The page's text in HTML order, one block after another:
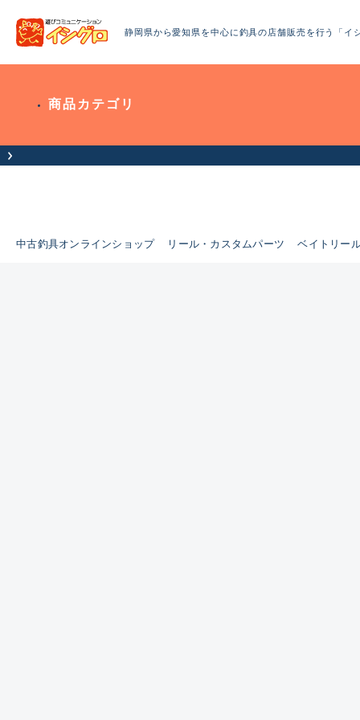
静岡県から愛知県を中心に釣具の店舗販売を行う「イ
商品カテゴリ
中古釣具オンラインショップ リール・カスタムパーツ ベイトリー